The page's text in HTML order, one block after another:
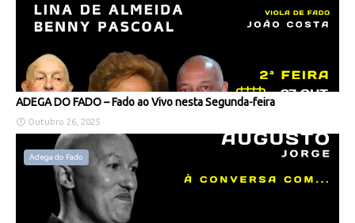
ADEGA DO FADO – Fado ao Vivo nesta Segunda-feira
Outubro 26, 2025
Adega do Fado